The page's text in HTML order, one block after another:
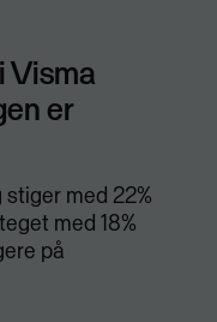
er
med 22%
med 18%
på